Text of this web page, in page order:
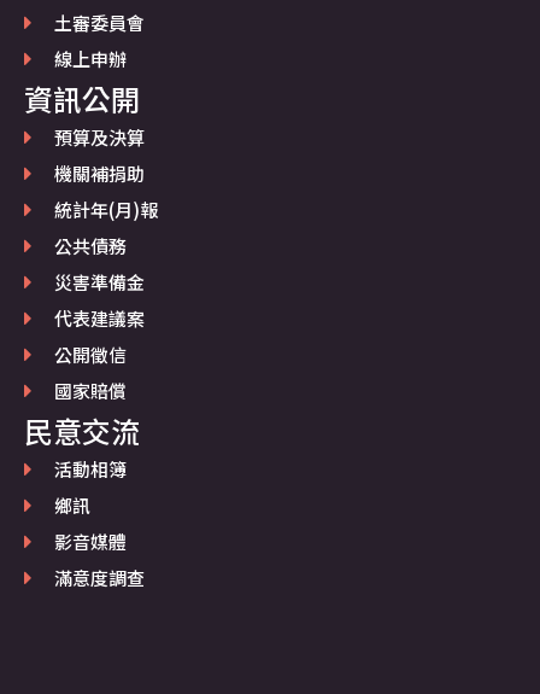
土審委員會
線上申辦
資訊公開
預算及決算
機關補捐助
統計年(月)報
公共債務
災害準備金
代表建議案
公開徵信
國家賠償
民意交流
活動相簿
鄉訊
影音媒體
滿意度調查